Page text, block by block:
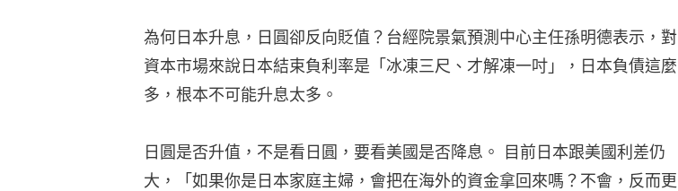
為何日本升息，日圓卻反向貶值？台經院景氣預測中心主任孫明德表示，對
資本市場來說日本結束負利率是「冰凍三尺、才解凍一吋」，日本負債這麼
多，根本不可能升息太多。
日圓是否升值，不是看日圓，要看美國是否降息。 目前日本跟美國利差仍
大，「如果你是日本家庭主婦，會把在海外的資金拿回來嗎？不會，反而更